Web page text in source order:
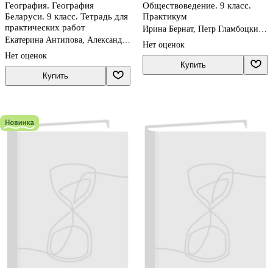
География. География
Беларуси. 9 класс. Тетрадь для
практических работ
Екатерина Антипова, Александр
Нет оценок
Купить
Обществоведение. 9 класс.
Практикум
Ирина Бернат, Петр Гламбоцкий,
Нет оценок
Купить